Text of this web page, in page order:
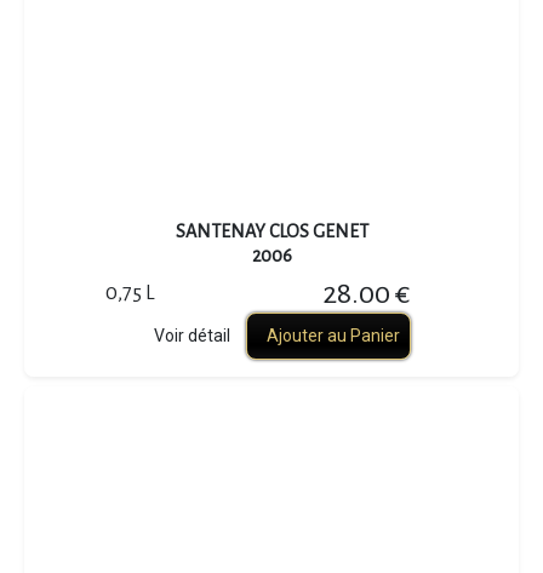
SANTENAY CLOS GENET
2006
0,75 L 28.00 €
Voir détail Ajouter au Panier